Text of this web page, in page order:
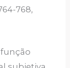
768,
função